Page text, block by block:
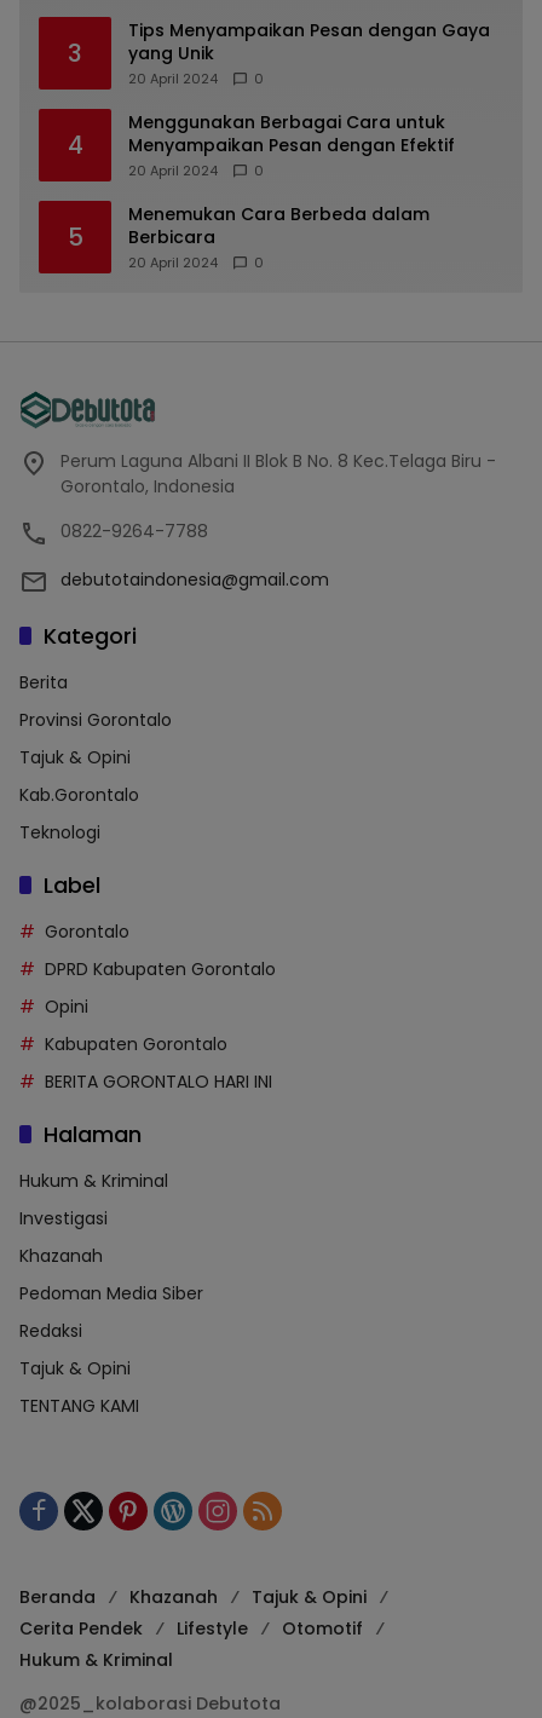
3
Tips Menyampaikan Pesan dengan Gaya
yang Unik
20 April 2024 0
4
Menggunakan Berbagai Cara untuk
Menyampaikan Pesan dengan Efektif
20 April 2024 0
5
Menemukan Cara Berbeda dalam
Berbicara
20 April 2024 0
Perum Laguna Albani II Blok B No. 8 Kec.Telaga Biru -
Gorontalo, Indonesia
0822-9264-7788
debutotaindonesia@gmail.com
Kategori
Berita
Provinsi Gorontalo
Tajuk & Opini
Kab.Gorontalo
Teknologi
Label
Gorontalo
DPRD Kabupaten Gorontalo
Opini
Kabupaten Gorontalo
BERITA GORONTALO HARI INI
Halaman
Hukum & Kriminal
Investigasi
Khazanah
Pedoman Media Siber
Redaksi
Tajuk & Opini
TENTANG KAMI
Beranda Khazanah
Tajuk & Opini
Cerita Pendek
Lifestyle
Otomotif
Hukum & Kriminal
@2025_kolaborasi Debutota